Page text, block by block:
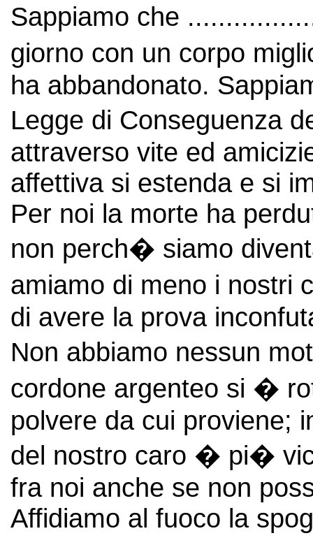
Sappiamo che
giorno con un corpo
ha abbandonato.
Legge di Conseguenza
attraverso vite ed
affettiva si estenda e si
Per noi la morte ha
non perch� siamo
amiamo di meno i nostri
di avere la prova
Non abbiamo nessun
cordone argenteo si �
polvere da cui proviene;
del nostro caro � pi�
fra noi anche se non
Affidiamo al fuoco la